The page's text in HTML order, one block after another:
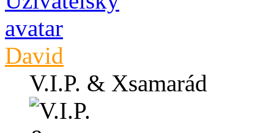
David
V.I.P. & Xsamarád